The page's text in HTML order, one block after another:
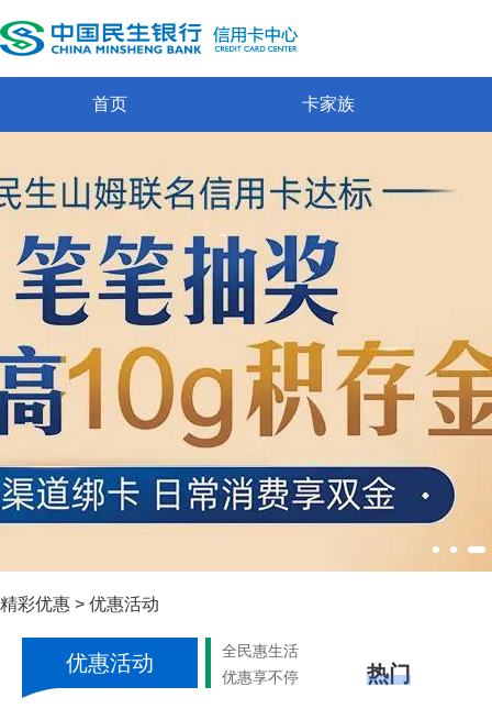
首页 卡家族
精彩优惠 > 优惠活动
优惠活动
全民惠生活
优惠享不停
热门